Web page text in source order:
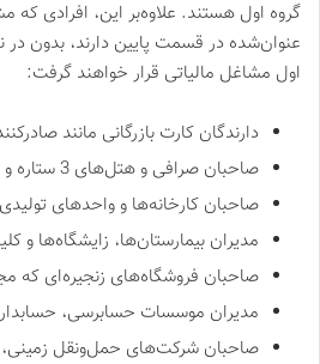
گروه اول هستند. علاوه‌بر این، افرادی که
عنوان‌شده در قسمت پایین دارند، بدون در
اول مشاغل مالیاتی قرار خواهند گرفت:
دارندگان کارت بازرگانی مانند
صاحبان صرافی و هتل‌های 3 ستاره و بالاتر؛
صاحبان کارخانه‌ها و واحدهای
مدیران بیمارستان‌ها، زایشگاه‌ها
صاحبان فروشگاه‌های زنجیره‌ای که
مدیران موسسات حسابرسی،
صاحبان شرکت‌های حمل‌و‌نقل زمینی،